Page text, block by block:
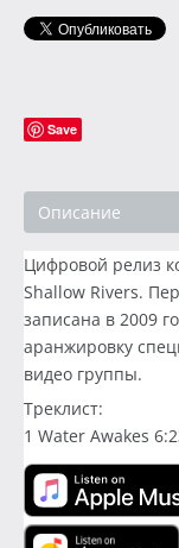
Save
Описание
Цифровой релиз
Shallow Rivers.
записана в 2009
аранжировку
видео группы.
Треклист:
1 Water Awakes